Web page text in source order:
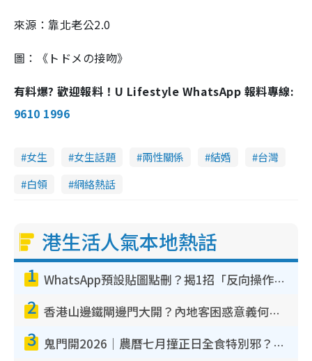
來源：靠北老公2.0
圖：《トドメの接吻》
有料爆? 歡迎報料！U Lifestyle WhatsApp 報料專線:
9610 1996
女生 女生話題 兩性關係 結婚
台灣
白領
網絡熱話
港生活人氣本地熱話
1 WhatsApp預設貼圖點刪？揭1招「反向操作」還原簡潔介面 附3步實測教學
2 香港山邊鐵閘邊門大開？內地客困惑意義何在！網民神回覆：呢種叫法理性防禦
3 鬼門開2026｜農曆七月撞正日全食特別邪？專家警告切忌做一事！揭4大禁忌+2招保平安